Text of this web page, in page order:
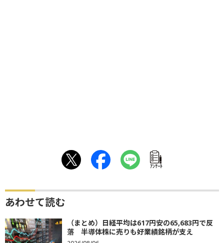
ｱﾝｹｰﾄ
あわせて読む
（まとめ）日経平均は617円安の65,683円で反
落 半導体株に売りも好業績銘柄が支え